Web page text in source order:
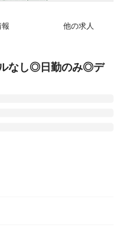
他の求人
なし◎日勤のみ◎デ
！
OK！
中！
心に、心安らぐケアを行